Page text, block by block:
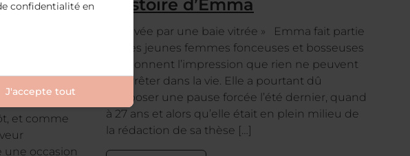
l’histoire d’Emma
« Sauvée par une baie vitrée » Emma fait partie
de ces jeunes femmes fonceuses et bosseuses
qui donnent l’impression que rien ne peuvent
les arrêter dans la vie. Elle a pourtant dû
s’imposer une pause forcée l’été dernier, quand
à 27 ans et alors qu’elle était en plein milieu de
la rédaction de sa thèse […]
MÊME
les
et comme
une occasion
confidentialité en
J'accepte tout